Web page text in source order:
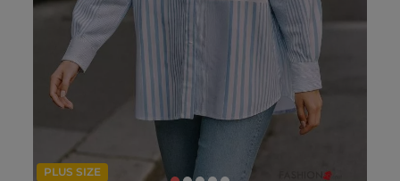
PLUS SIZE